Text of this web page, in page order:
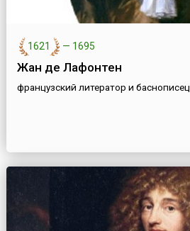
1621 — 1695
Жан де Лафонтен
французский литератор и баснописец